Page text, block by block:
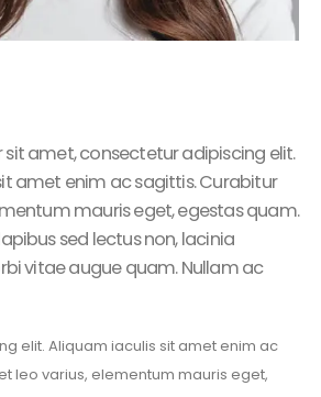
amet, consectetur adipiscing elit.
amet enim ac sagittis. Curabitur
mauris eget, egestas quam.
sed lectus non, lacinia
vitae augue quam. Nullam ac
elit. Aliquam iaculis sit amet enim ac
leo varius, elementum mauris eget,